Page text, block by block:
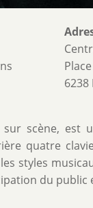
6238
sur scène, est
quatre
styles
du public